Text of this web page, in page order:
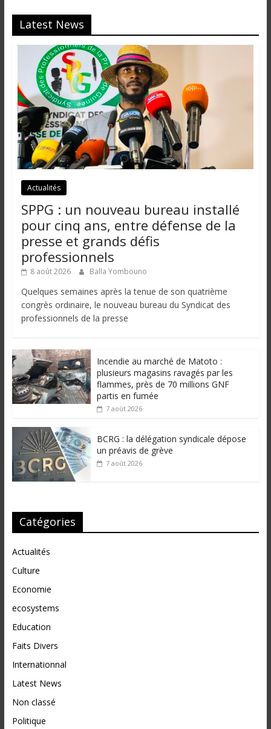
Latest News
Actualités
SPPG : un nouveau bureau installé
pour cinq ans, entre défense de la
presse et grands défis
professionnels
8 août 2026 Balla Yombouno
Quelques semaines après la tenue de son quatrième
congrès ordinaire, le nouveau bureau du Syndicat des
professionnels de la presse
Incendie au marché de Matoto :
plusieurs magasins ravagés par les
flammes, près de 70 millions GNF
partis en fumée
7 août 2026
BCRG : la délégation syndicale dépose
un préavis de grève
7 août 2026
Catégories
Actualités
Culture
Economie
ecosystems
Education
Faits Divers
Internationnal
Latest News
Non classé
Politique